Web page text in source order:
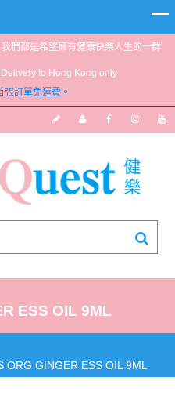
們都是希望擁有健康快樂人生的一群
to Hong Kong only
張訂單免運費。
ESS OIL 9ML
ORG GINGER ESS OIL 9ML